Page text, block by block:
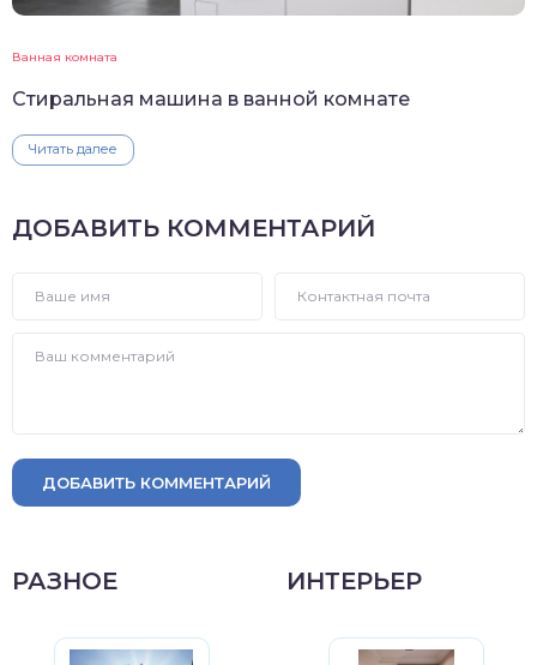
Ванная комната
Стиральная машина в ванной комнате
Читать далее
ДОБАВИТЬ КОММЕНТАРИЙ
ДОБАВИТЬ КОММЕНТАРИЙ
РАЗНОЕ ИНТЕРЬЕР